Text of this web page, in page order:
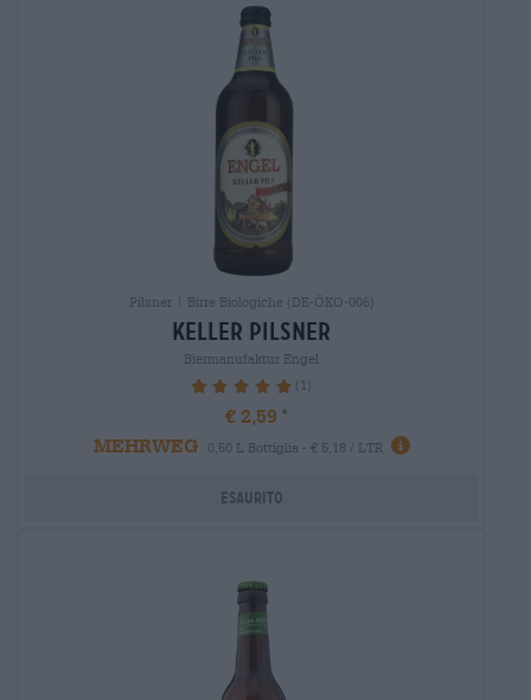
Pilsner | Birre Biologiche (DE-ÖKO-006)
keller Pilsner
Biermanufaktur Engel
100% (1)
€ 2,59
MEHRWEG
0,50 L Bottiglia - € 5,18 / LTR
Esaurito